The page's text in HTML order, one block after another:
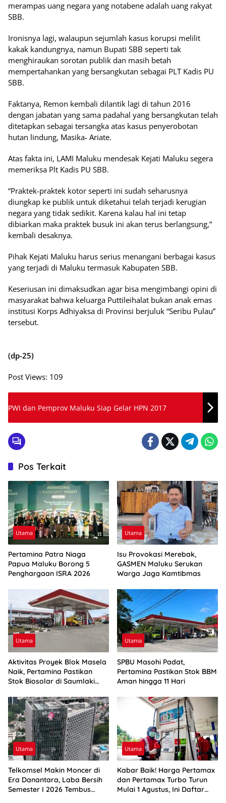
merampas uang negara yang notabene adalah uang rakyat
SBB.
Ironisnya lagi, walaupun sejumlah kasus korupsi melilit
kakak kandungnya, namun Bupati SBB seperti tak
menghiraukan sorotan publik dan masih betah
mempertahankan yang bersangkutan sebagai PLT Kadis PU
SBB.
Faktanya, Remon kembali dilantik lagi di tahun 2016
dengan jabatan yang sama padahal yang bersangkutan telah
ditetapkan sebagai tersangka atas kasus penyerobotan
hutan lindung, Masika- Ariate.
Atas fakta ini, LAMI Maluku mendesak Kejati Maluku segera
memeriksa Plt Kadis PU SBB.
“Praktek-praktek kotor seperti ini sudah seharusnya
diungkap ke publik untuk diketahui telah terjadi kerugian
negara yang tidak sedikit. Karena kalau hal ini tetap
dibiarkan maka praktek busuk ini akan terus berlangsung,”
kembali desaknya.
Pihak Kejati Maluku harus serius menangani berbagai kasus
yang terjadi di Maluku termasuk Kabupaten SBB.
Keseriusan ini dimaksudkan agar bisa mengimbangi opini di
masyarakat bahwa keluarga Puttileihalat bukan anak emas
institusi Korps Adhiyaksa di Provinsi berjuluk “Seribu Pulau”
tersebut.
(dp-25)
Post Views: 109
PWI dan Pemprov Maluku Siap Gelar HPN 2017
Pos Terkait
Utama
Pertamina Patra Niaga
Papua Maluku Borong 5
Penghargaan ISRA 2026
Utama
Isu Provokasi Merebak,
GASMEN Maluku Serukan
Warga Jaga Kamtibmas
Utama
Aktivitas Proyek Blok Masela
Naik, Pertamina Pastikan
Stok Biosolar di Saumlaki
Utama
SPBU Masohi Padat,
Pertamina Pastikan Stok BBM
Aman hingga 11 Hari
Utama
Telkomsel Makin Moncer di
Era Danantara, Laba Bersih
Semester I 2026 Tembus
Utama
Kabar Baik! Harga Pertamax
dan Pertamax Turbo Turun
Mulai 1 Agustus, Ini Daftar